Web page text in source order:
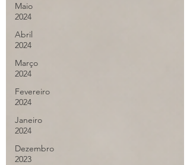
Maio
2024
Abril
2024
Março
2024
Fevereiro
2024
Janeiro
2024
Dezembro
2023